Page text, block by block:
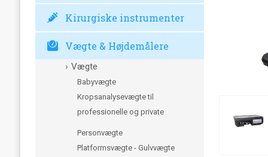
Kirurgiske instrumenter
Vægte & Højdemålere
Vægte
Babyvægte
Kropsanalysevægte til
professionelle og private
Personvægte
Platformsvægte - Gulvvægte